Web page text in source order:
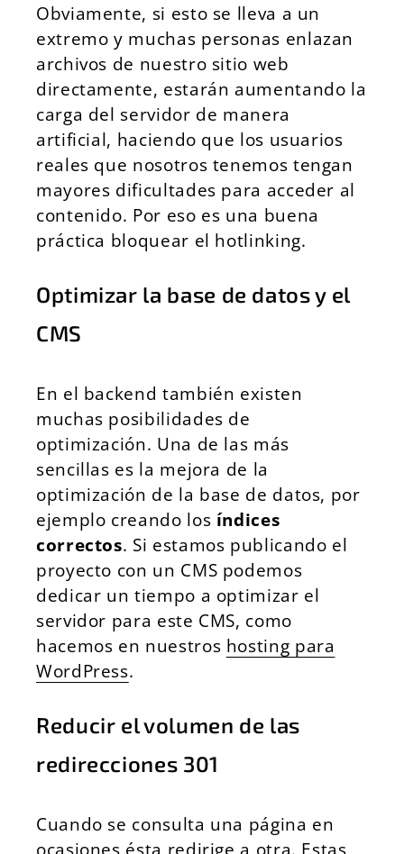
Obviamente, si esto se lleva a un
extremo y muchas personas enlazan
archivos de nuestro sitio web
directamente, estarán aumentando la
carga del servidor de manera
artificial, haciendo que los usuarios
reales que nosotros tenemos tengan
mayores dificultades para acceder al
contenido. Por eso es una buena
práctica bloquear el hotlinking.
Optimizar la base de datos y el
CMS
En el backend también existen
muchas posibilidades de
optimización. Una de las más
sencillas es la mejora de la
optimización de la base de datos, por
ejemplo creando los índices
correctos. Si estamos publicando el
proyecto con un CMS podemos
dedicar un tiempo a optimizar el
servidor para este CMS, como
hacemos en nuestros hosting para
WordPress.
Reducir el volumen de las
redirecciones 301
Cuando se consulta una página en
ocasiones ésta redirige a otra. Estas